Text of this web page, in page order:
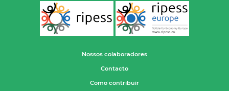
Nossos colaboradores
Contacto
Como contribuir